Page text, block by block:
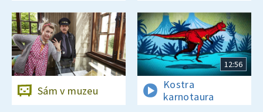
Sám v muzeu
12:56
Kostra
karnotaura